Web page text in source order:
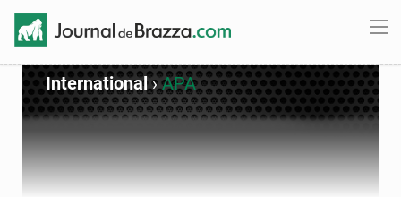
International›APA